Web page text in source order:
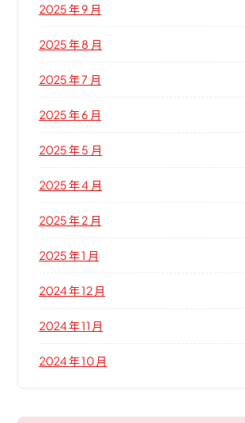
2025 年 9 月
2025 年 8 月
2025 年 7 月
2025 年 6 月
2025 年 5 月
2025 年 4 月
2025 年 2 月
2025 年 1 月
2024 年 12 月
2024 年 11 月
2024 年 10 月